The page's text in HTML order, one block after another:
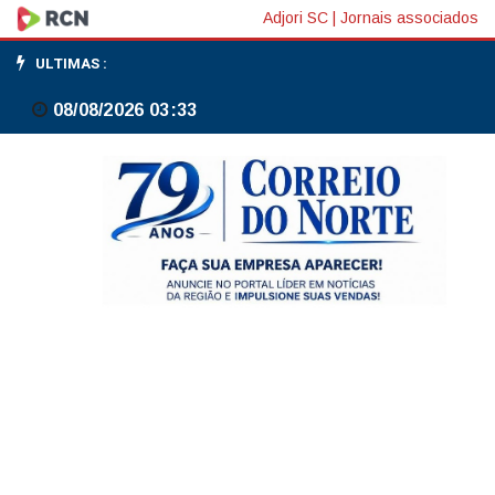
Banco
do
Brasil
renegociou
Adjori SC Jornais associados
ULTIMAS :
08/08/2026 03:33